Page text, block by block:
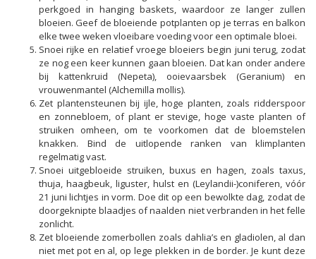
perkgoed in hanging baskets, waardoor ze langer zullen
bloeien. Geef de bloeiende potplanten op je terras en balkon
elke twee weken vloeibare voeding voor een optimale bloei.
Snoei rijke en relatief vroege bloeiers begin juni terug, zodat
ze nog een keer kunnen gaan bloeien. Dat kan onder andere
bij kattenkruid (Nepeta), ooievaarsbek (Geranium) en
vrouwenmantel (Alchemilla mollis).
Zet plantensteunen bij ijle, hoge planten, zoals ridderspoor
en zonnebloem, of plant er stevige, hoge vaste planten of
struiken omheen, om te voorkomen dat de bloemstelen
knakken. Bind de uitlopende ranken van klimplanten
regelmatig vast.
Snoei uitgebloeide struiken, buxus en hagen, zoals taxus,
thuja, haagbeuk, liguster, hulst en (Leylandii-)coniferen, vóór
21 juni lichtjes in vorm. Doe dit op een bewolkte dag, zodat de
doorgeknipte blaadjes of naalden niet verbranden in het felle
zonlicht.
Zet bloeiende zomerbollen zoals dahlia’s en gladiolen, al dan
niet met pot en al, op lege plekken in de border. Je kunt deze